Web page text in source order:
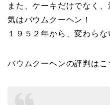
また、ケーキだけでなく
気はバウムクーヘン！
１９５２年から、変わらな
バウムクーヘンの評判はこ